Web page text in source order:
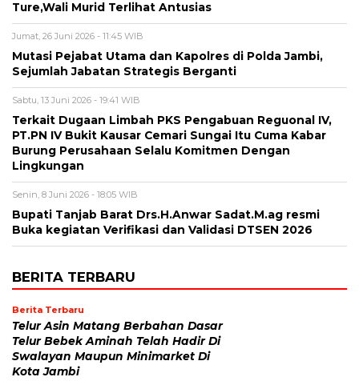
Ture,Wali Murid Terlihat Antusias
Jumat, 26 Juni 2026 - 11:45 WIB
Mutasi Pejabat Utama dan Kapolres di Polda Jambi,
Sejumlah Jabatan Strategis Berganti
Sabtu, 13 Juni 2026 - 19:41 WIB
Terkait Dugaan Limbah PKS Pengabuan Reguonal IV,
PT.PN IV Bukit Kausar Cemari Sungai Itu Cuma Kabar
Burung Perusahaan Selalu Komitmen Dengan
Lingkungan
Senin, 8 Juni 2026 - 18:05 WIB
Bupati Tanjab Barat Drs.H.Anwar Sadat.M.ag resmi
Buka kegiatan Verifikasi dan Validasi DTSEN 2026
BERITA TERBARU
Berita Terbaru
Telur Asin Matang Berbahan Dasar
Telur Bebek Aminah Telah Hadir Di
Swalayan Maupun Minimarket Di
Kota Jambi